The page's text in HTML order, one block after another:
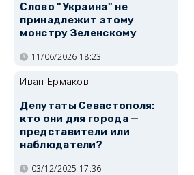
Слово "Украина" не
принадлежит этому
монстру Зеленскому
11/06/2026 18:23
Иван Ермаков
Депутаты Севастополя:
кто они для города —
представители или
наблюдатели?
03/12/2025 17:36